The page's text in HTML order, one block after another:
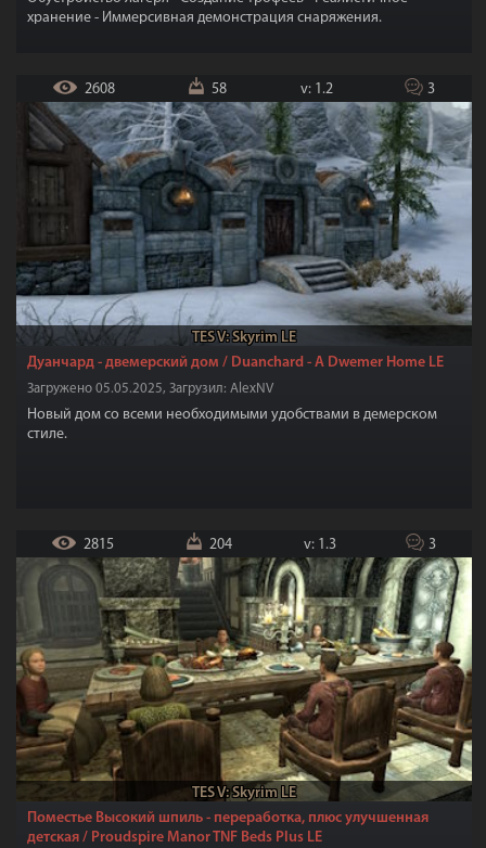
хранение - Иммерсивная демонстрация снаряжения.
TES V: Skyrim LE
2608 58 v: 1.2 3
Дуанчард - двемерский дом / Duanchard - A Dwemer Home LE
Загружено 05.05.2025, Загрузил: AlexNV
Новый дом со всеми необходимыми удобствами в демерском
стиле.
TES V: Skyrim LE
2815 204 v: 1.3 3
Поместье Высокий шпиль - переработка, плюс улучшенная
детская / Proudspire Manor TNF Beds Plus LE